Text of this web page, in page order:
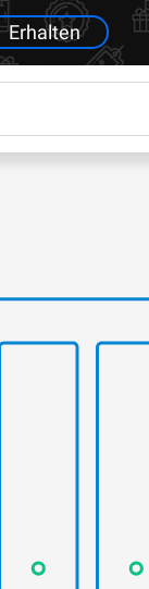
Erhalten